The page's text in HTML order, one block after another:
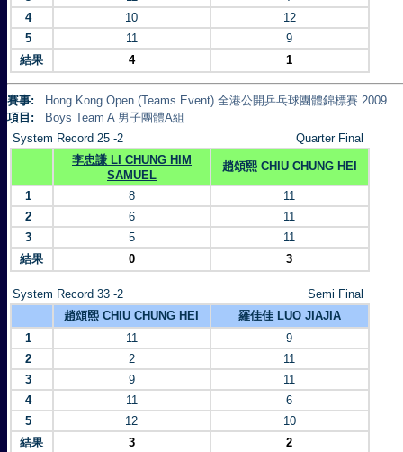
4
10
12
5
11
9
結果
4 1
賽事:
Hong Kong Open (Teams Event) 全港公開乒乓球團體錦標賽 2009
項目:
Boys Team A 男子團體A組
System Record 25 -2
Quarter Final
李忠謙 LI CHUNG HIM
SAMUEL
趙頌熙 CHIU CHUNG HEI
1 8
11
2
6
11
3
5
11
結果
0 3
System Record 33 -2
Semi Final
趙頌熙 CHIU CHUNG HEI
羅佳佳 LUO JIAJIA
1
11
9
2
2
11
3
9
11
4
11
6
5
12
10
結果
3 2